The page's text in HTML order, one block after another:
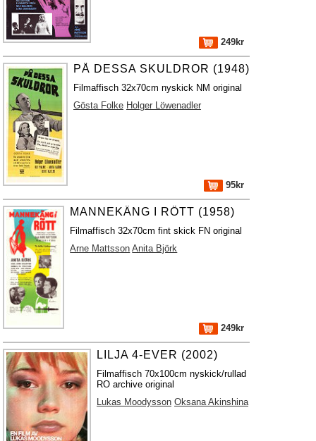
249kr
PÅ DESSA SKULDROR (1948)
Filmaffisch 32x70cm nyskick NM original
Gösta Folke Holger Löwenadler
95kr
MANNEKÄNG I RÖTT (1958)
Filmaffisch 32x70cm fint skick FN original
Arne Mattsson Anita Björk
249kr
LILJA 4-EVER (2002)
Filmaffisch 70x100cm nyskick/rullad
RO archive original
Lukas Moodysson Oksana Akinshina